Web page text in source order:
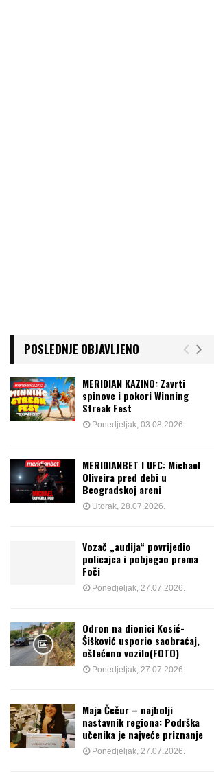
POSLEDNJE OBJAVLJENO
MERIDIAN KAZINO: Zavrti
spinove i pokori Winning
Streak Fest
Ponedjeljak, 03.08.2026.
MERIDIANBET I UFC: Michael
Oliveira pred debi u
Beogradskoj areni
Utorak, 28.07.2026.
Vozač „audija“ povrijedio
policajca i pobjegao prema
Foči
Ponedjeljak, 27.07.2026.
Odron na dionici Kosić-
Šišković usporio saobraćaj,
oštećeno vozilo(FOTO)
Ponedjeljak, 27.07.2026.
Maja Čečur – najbolji
nastavnik regiona: Podrška
učenika je najveće priznanje
Ponedjeljak, 27.07.2026.